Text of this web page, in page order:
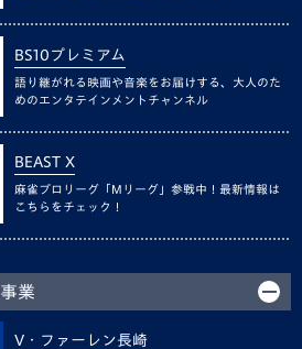
BS10プレミアム
語り継がれる映画や音楽をお届けする、大人のた
めのエンタテインメントチャンネル
BEAST X
麻雀プロリーグ「Mリーグ」参戦中！最新情報は
こちらをチェック！
業
V・ファーレン長崎